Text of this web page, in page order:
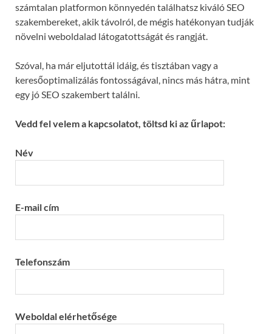
számtalan platformon könnyedén találhatsz kiváló SEO
szakembereket, akik távolról, de mégis hatékonyan tudják
növelni weboldalad látogatottságát és rangját.
Szóval, ha már eljutottál idáig, és tisztában vagy a
keresőoptimalizálás fontosságával, nincs más hátra, mint
egy jó SEO szakembert találni.
Vedd fel velem a kapcsolatot, töltsd ki az űrlapot:
Név
E-mail cím
Telefonszám
Weboldal elérhetősége